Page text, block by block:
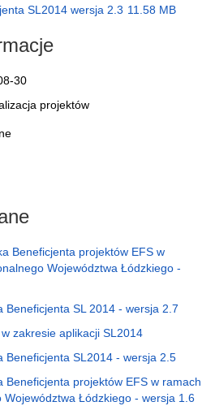
SL2014 wersja 2.3 11.58 MB
30
projektów
Beneficjenta projektów EFS w
Województwa Łódzkiego -
Beneficjenta SL 2014 - wersja 2.7
zakresie aplikacji SL2014
Beneficjenta SL2014 - wersja 2.5
Beneficjenta projektów EFS w ramach
Łódzkiego - wersja 1.6